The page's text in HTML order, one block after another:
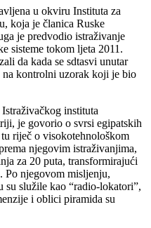
u okviru Instituta za
koja je članica Ruske
je predvodio istraživanje
sisteme tokom ljeta 2011.
da kada se sdtasvi unutar
na kontrolni uzorak koji je bio
instituta
je govorio o svrsi egipatskih
riječ o visokotehnološkom
njegovim istraživanjima,
za 20 puta, transformirajući
Po njegovom misljenju,
su služile kao “radio-lokatori”,
i oblici piramida su